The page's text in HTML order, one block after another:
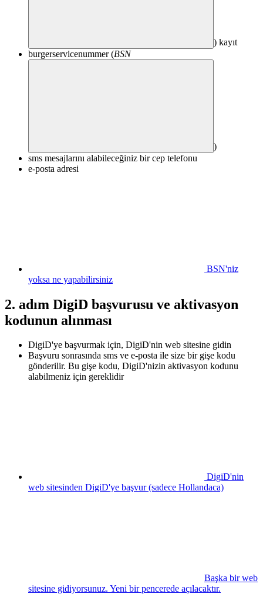
) kayıt
burgerservicenummer (BSN
)
sms mesajlarını alabileceğiniz bir cep telefonu
e-posta adresi
BSN'niz
yoksa ne yapabilirsiniz
2. adım DigiD başvurusu ve aktivasyon
kodunun alınması
DigiD'ye başvurmak için, DigiD'nin web sitesine gidin
Başvuru sonrasında sms ve e-posta ile size bir gişe kodu
gönderilir. Bu gişe kodu, DigiD'nizin aktivasyon kodunu
alabilmeniz için gereklidir
DigiD'nin
web sitesinden DigiD'ye başvur (sadece Hollandaca)
Başka bir web
sitesine gidiyorsunuz. Yeni bir pencerede açılacaktır.